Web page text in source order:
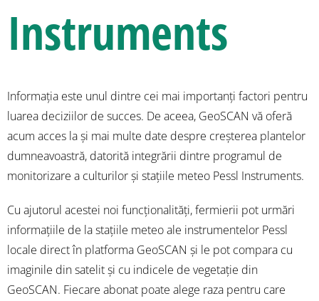
Instruments
Informația este unul dintre cei mai importanți factori pentru
luarea deciziilor de succes. De aceea, GeoSCAN vă oferă
acum acces la și mai multe date despre creșterea plantelor
dumneavoastră, datorită integrării dintre programul de
monitorizare a culturilor și stațiile meteo Pessl Instruments.
Cu ajutorul acestei noi funcționalități, fermierii pot urmări
informațiile de la stațiile meteo ale instrumentelor Pessl
locale direct în platforma GeoSCAN și le pot compara cu
imaginile din satelit și cu indicele de vegetație din
GeoSCAN. Fiecare abonat poate alege raza pentru care